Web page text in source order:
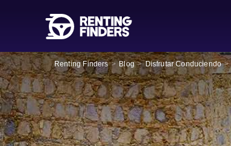
Renting Finders > Blog > Disfrutar Conduciendo >